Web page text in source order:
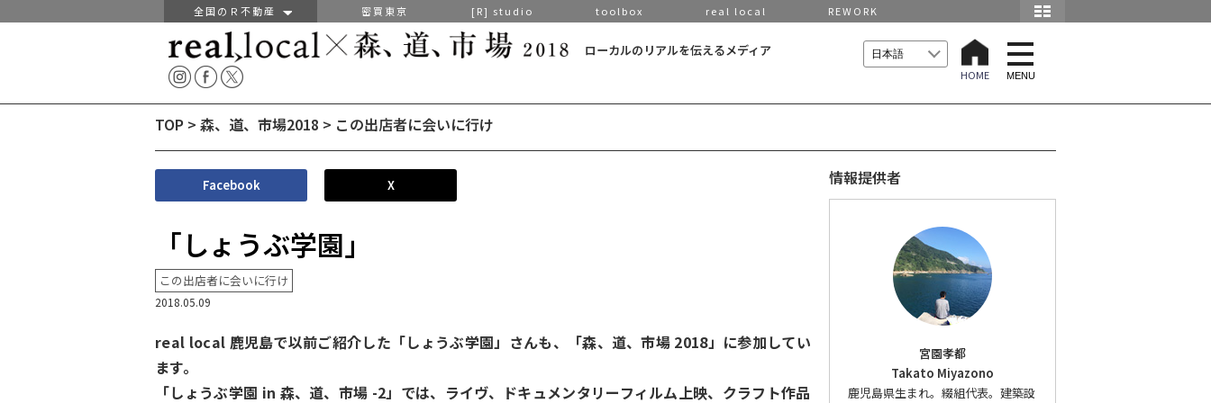
全国のＲ不動産 密買東京 [R] studio toolbox real local REWORK
ローカルのリアルを伝えるメディア
HOME
t
o
g
l
a
MENU
TOP > 森、道、市場2018 > この出店者に会いに行け
Facebook X
「しょうぶ学園」
この出店者に会いに行け
2018.05.09
real local 鹿児島で以前ご紹介した「しょうぶ学園」さんも、「森、道、市場 2018」に参加してい
ます。
「しょうぶ学園 in 森、道、市場 -2」では、ライヴ、ドキュメンタリーフィルム上映、クラフト作品
情報提供者
宮園孝都
Takato Miyazono
鹿児島県生まれ。綴組代表。建築設